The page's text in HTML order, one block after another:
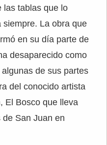
las tablas que lo
La obra que
en su día parte de
desaparecido como
de sus partes
del conocido artista
El Bosco que lleva
San Juan en